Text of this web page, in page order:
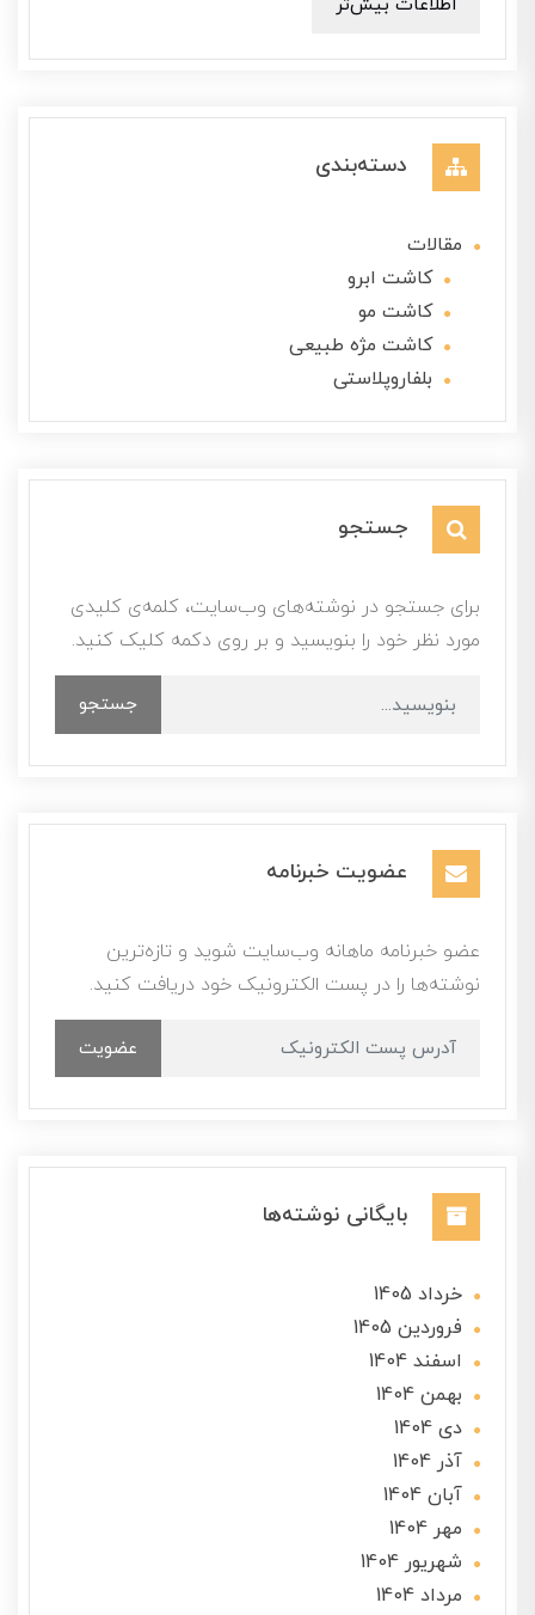
دسته‌بندی
مقالات
کاشت ابرو
کاشت مو
کاشت مژه طبیعی
بلفاروپلاستی
جستجو
برای جستجو در نوشته‌های وب‌سایت، کلمه‌ی کلیدی
مورد نظر خود را بنویسید و بر روی دکمه کلیک کنید.
جستجو
عضویت خبرنامه
عضو خبرنامه ماهانه وب‌سایت شوید و تازه‌ترین
نوشته‌ها را در پست الکترونیک خود دریافت کنید.
عضویت
بایگانی نوشته‌ها
خرداد 1405
فروردین 1405
اسفند 1404
بهمن 1404
دی 1404
آذر 1404
آبان 1404
مهر 1404
شهریور 1404
مرداد 1404